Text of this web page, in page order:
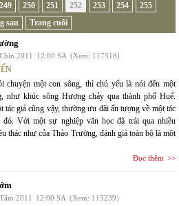
249 250 251 252 253 254
255
sau
Trang cuối
2011 12:00 SA (Xem: 117518)
chuyện một con sông, thì chủ yếu là nói đến một
như khúc sông Hương chảy qua thành phố Huế.
tác giả cũng vậy, thường ưu đãi ấn tượng về một tác
đó. Với một sự nghiệp văn học đã trải qua nhiều
thác như của Thảo Trường, đánh giá toàn bộ là một
Đọc thêm
2011 12:00 SA (Xem: 115239)